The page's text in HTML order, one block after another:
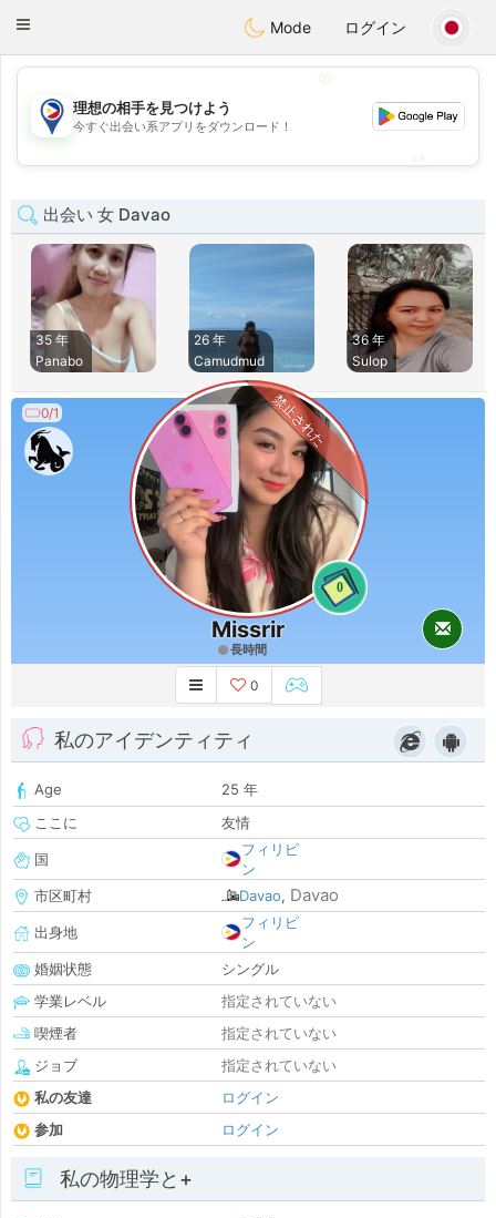
PhilippinesChat
Toggle
Mode ログイン
💖
💕
理想の相手を見つけよう
今すぐ出会い系アプリをダウンロード！
出会い 女 Davao
35 年
Panabo
26 年
Camudmud
36 年
Sulop
0/1
0
禁止された
Missrir
長時間
0
私のアイデンティティ
Age
25 年
ここに
友情
国
フィリピ
ン
市区町村
Davao, Davao
出身地
フィリピ
ン
婚姻状態
シングル
学業レベル
指定されていない
喫煙者
指定されていない
ジョブ
指定されていない
私の友達
ログイン
参加
ログイン
私の物理学と+